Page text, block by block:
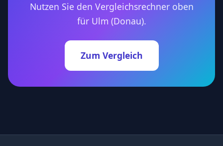
Nutzen Sie den Vergleichsrechner oben
für Ulm (Donau).
Zum Vergleich